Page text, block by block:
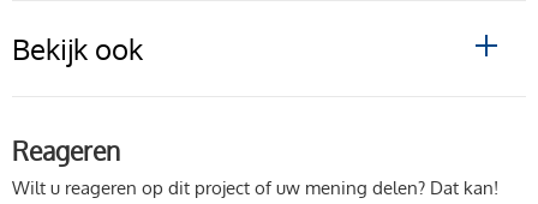
Bekijk ook
Reageren
Wilt u reageren op dit project of uw mening delen? Dat kan!